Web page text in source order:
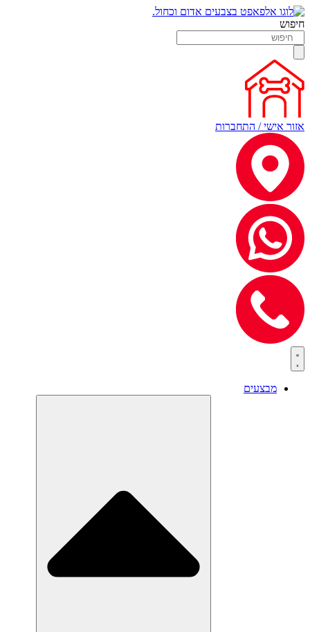
חיפוש
אזור אישי / התחברות
מבצעים